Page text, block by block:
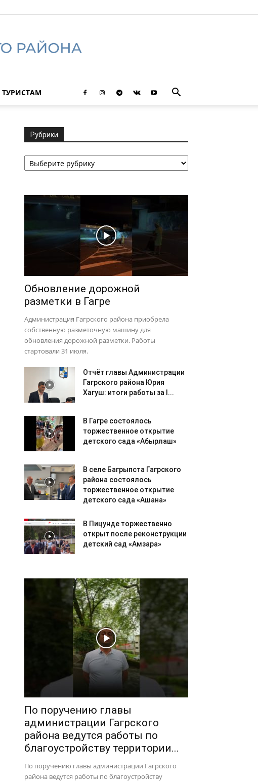
ТУРИСТАМ
Рубрики
Рубрики
Обновление дорожной
разметки в Гагре
Администрация Гагрского района приобрела
собственную разметочную машину для
обновления дорожной разметки. Работы
стартовали 31 июля.
Отчёт главы Администрации
Гагрского района Юрия
Хагуш: итоги работы за I...
В Гагре состоялось
торжественное открытие
детского сада «Абырлаш»
В селе Багрыпста Гагрского
района состоялось
торжественное открытие
детского сада «Ашана»
В Пицунде торжественно
открыт после реконструкции
детский сад «Амзара»
По поручению главы
администрации Гагрского
района ведутся работы по
благоустройству территории...
По поручению главы администрации Гагрского
района ведутся работы по благоустройству